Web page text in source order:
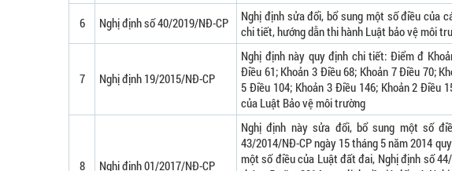
6 Nghị định số 40/2019/NĐ-CP
Nghị định sửa đổi, bổ sung một số điều của
chi tiết, hướng dẫn thi hành Luật bảo vệ môi
7 Nghị định 19/2015/NĐ-CP
Nghị định này quy định chi tiết: Điểm đ
Điều 61; Khoản 3 Điều 68; Khoản 7 Điều 70;
5 Điều 104; Khoản 3 Điều 146; Khoản 2 Điều
của Luật Bảo vệ môi trường
8 Nghị định 01/2017/NĐ-CP
Nghị định này sửa đổi, bổ sung một số
43/2014/NĐ-CP ngày 15 tháng 5 năm 2014
một số điều của Luật đất đai, Nghị định số